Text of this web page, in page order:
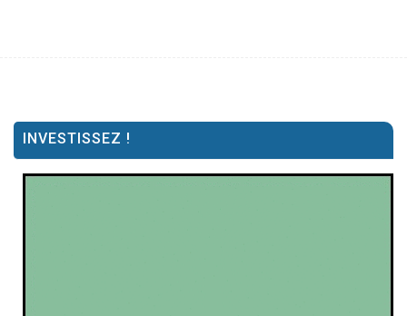
INVESTISSEZ !